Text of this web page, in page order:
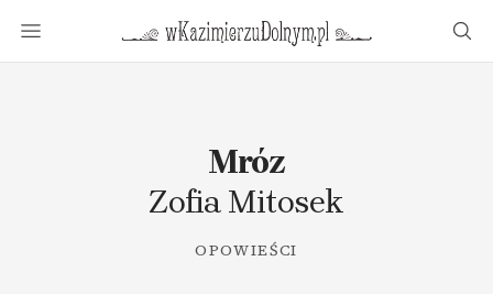
Menu w Kazimierzu Dolnym.pl
Mróz
Zofia Mitosek
OPOWIEŚCI